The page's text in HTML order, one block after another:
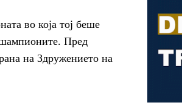
во која тој беше
шампионите. Пред
на Здружението на